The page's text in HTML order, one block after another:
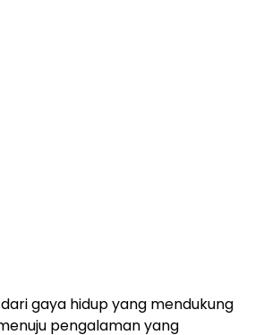
gaya hidup yang mendukung
pengalaman yang